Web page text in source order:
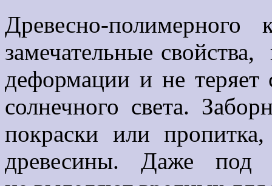
Древесно-
замечательные
деформации и не теряет
солнечного света.
покраски или
древесины. Даже под